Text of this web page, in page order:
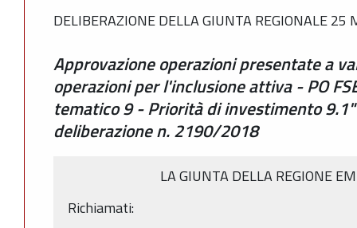
DELIBERAZIONE DELLA GIUNTA REGIONALE
Approvazione operazioni presentate a
operazioni per l'inclusione attiva - PO
tematico 9 - Priorità di investimento
deliberazione n. 2190/2018
LA GIUNTA DELLA REGIONE
Richiamati: